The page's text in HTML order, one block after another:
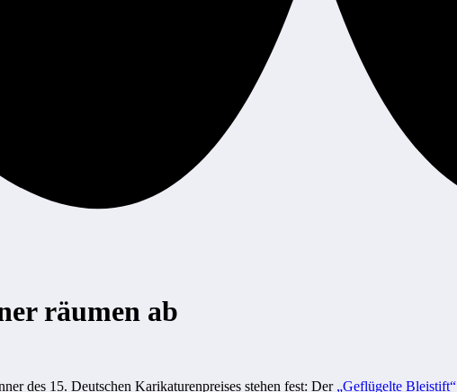
räumen ab
des 15. Deutschen Karikaturenpreises stehen fest: Der „Geflügelte Bleistift“